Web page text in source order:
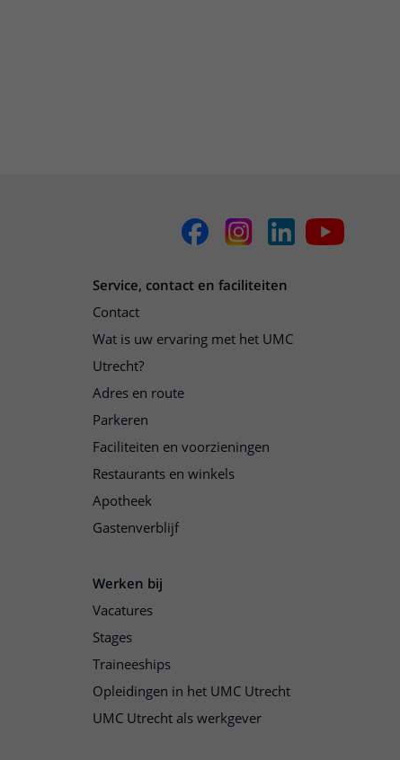
Service, contact en faciliteiten
Contact
Wat is uw ervaring met het UMC
Utrecht?
Adres en route
Parkeren
Faciliteiten en voorzieningen
Restaurants en winkels
Apotheek
Gastenverblijf
Werken bij
Vacatures
Stages
Traineeships
Opleidingen in het UMC Utrecht
UMC Utrecht als werkgever